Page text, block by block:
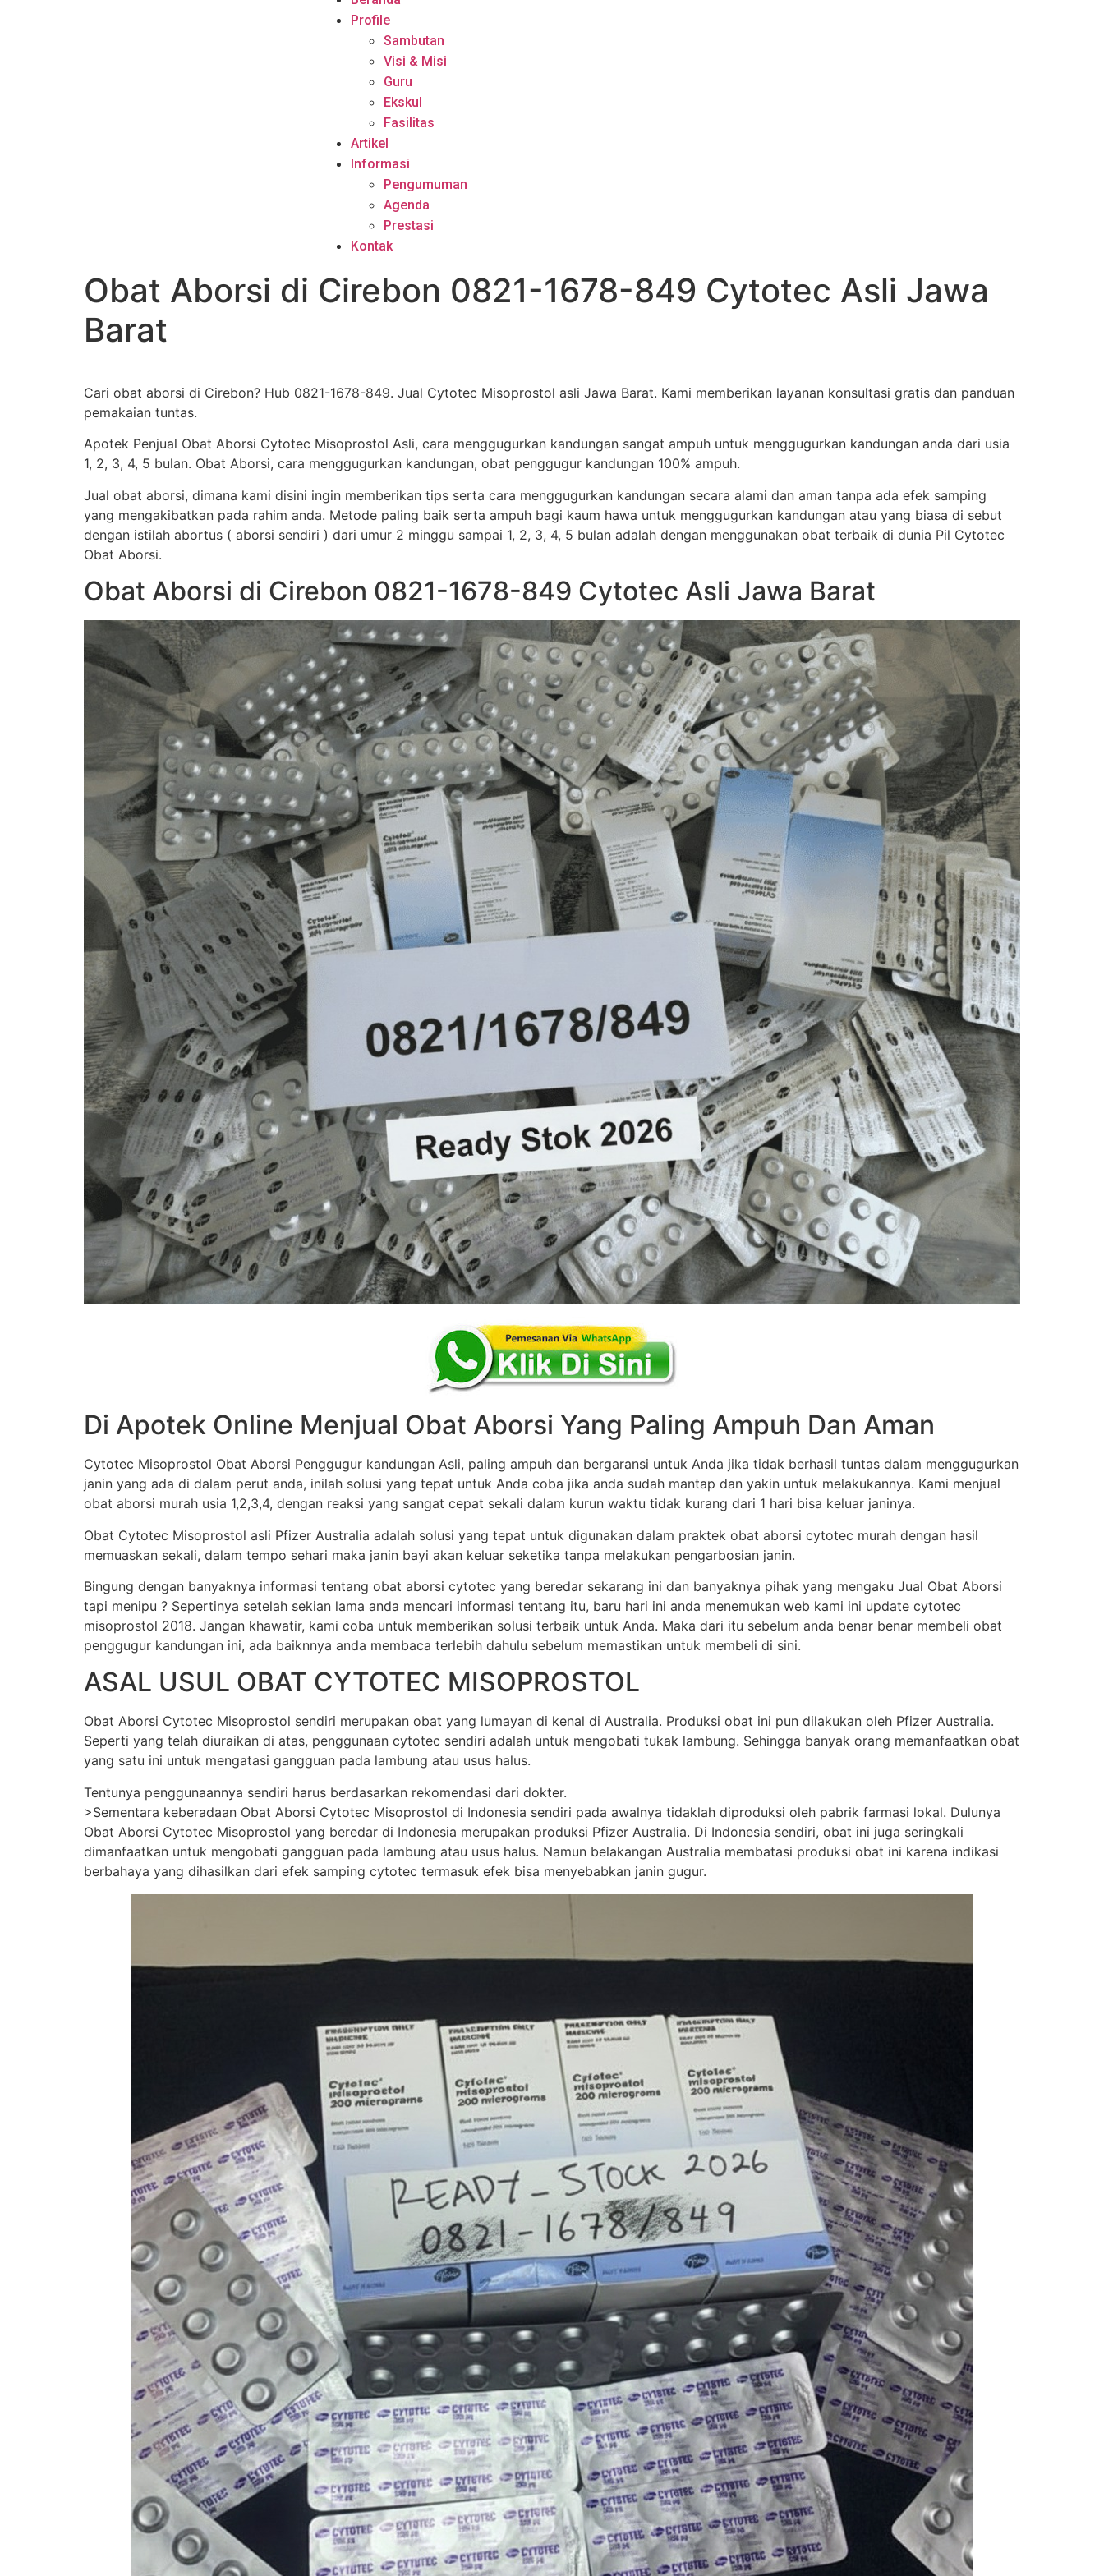
Profile
Sambutan
Visi & Misi
Guru
Ekskul
Fasilitas
Artikel
Informasi
Pengumuman
Agenda
Prestasi
Kontak
Obat Aborsi di Cirebon 0821-1678-849 Cytotec Asli Jawa
Barat
Cari obat aborsi di Cirebon? Hub 0821-1678-849. Jual Cytotec Misoprostol asli Jawa Barat. Kami memberikan layanan konsultasi gratis dan panduan
pemakaian tuntas.
Apotek Penjual Obat Aborsi Cytotec Misoprostol Asli, cara menggugurkan kandungan sangat ampuh untuk menggugurkan kandungan anda dari usia
1, 2, 3, 4, 5 bulan. Obat Aborsi, cara menggugurkan kandungan, obat penggugur kandungan 100% ampuh.
Jual obat aborsi, dimana kami disini ingin memberikan tips serta cara menggugurkan kandungan secara alami dan aman tanpa ada efek samping
yang mengakibatkan pada rahim anda. Metode paling baik serta ampuh bagi kaum hawa untuk menggugurkan kandungan atau yang biasa di sebut
dengan istilah abortus ( aborsi sendiri ) dari umur 2 minggu sampai 1, 2, 3, 4, 5 bulan adalah dengan menggunakan obat terbaik di dunia Pil Cytotec
Obat Aborsi.
Obat Aborsi di Cirebon 0821-1678-849 Cytotec Asli Jawa Barat
Di Apotek Online Menjual Obat Aborsi Yang Paling Ampuh Dan Aman
Cytotec Misoprostol Obat Aborsi Penggugur kandungan Asli, paling ampuh dan bergaransi untuk Anda jika tidak berhasil tuntas dalam menggugurkan
janin yang ada di dalam perut anda, inilah solusi yang tepat untuk Anda coba jika anda sudah mantap dan yakin untuk melakukannya. Kami menjual
obat aborsi murah usia 1,2,3,4, dengan reaksi yang sangat cepat sekali dalam kurun waktu tidak kurang dari 1 hari bisa keluar janinya.
Obat Cytotec Misoprostol asli Pfizer Australia adalah solusi yang tepat untuk digunakan dalam praktek obat aborsi cytotec murah dengan hasil
memuaskan sekali, dalam tempo sehari maka janin bayi akan keluar seketika tanpa melakukan pengarbosian janin.
Bingung dengan banyaknya informasi tentang obat aborsi cytotec yang beredar sekarang ini dan banyaknya pihak yang mengaku Jual Obat Aborsi
tapi menipu ? Sepertinya setelah sekian lama anda mencari informasi tentang itu, baru hari ini anda menemukan web kami ini update cytotec
misoprostol 2018. Jangan khawatir, kami coba untuk memberikan solusi terbaik untuk Anda. Maka dari itu sebelum anda benar benar membeli obat
penggugur kandungan ini, ada baiknnya anda membaca terlebih dahulu sebelum memastikan untuk membeli di sini.
ASAL USUL OBAT CYTOTEC MISOPROSTOL
Obat Aborsi Cytotec Misoprostol sendiri merupakan obat yang lumayan di kenal di Australia. Produksi obat ini pun dilakukan oleh Pfizer Australia.
Seperti yang telah diuraikan di atas, penggunaan cytotec sendiri adalah untuk mengobati tukak lambung. Sehingga banyak orang memanfaatkan obat
yang satu ini untuk mengatasi gangguan pada lambung atau usus halus.
Tentunya penggunaannya sendiri harus berdasarkan rekomendasi dari dokter.
>Sementara keberadaan Obat Aborsi Cytotec Misoprostol di Indonesia sendiri pada awalnya tidaklah diproduksi oleh pabrik farmasi lokal. Dulunya
Obat Aborsi Cytotec Misoprostol yang beredar di Indonesia merupakan produksi Pfizer Australia. Di Indonesia sendiri, obat ini juga seringkali
dimanfaatkan untuk mengobati gangguan pada lambung atau usus halus. Namun belakangan Australia membatasi produksi obat ini karena indikasi
berbahaya yang dihasilkan dari efek samping cytotec termasuk efek bisa menyebabkan janin gugur.